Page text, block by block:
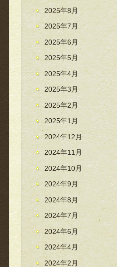
2025年8月
2025年7月
2025年6月
2025年5月
2025年4月
2025年3月
2025年2月
2025年1月
2024年12月
2024年11月
2024年10月
2024年9月
2024年8月
2024年7月
2024年6月
2024年4月
2024年2月